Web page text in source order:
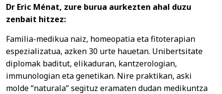
Dr Eric Ménat, zure burua aurkezten ahal duzu
zenbait hitzez:
Familia-medikua naiz, homeopatia eta fitoterapian
espezializatua, azken 30 urte hauetan. Unibertsitate
diplomak baditut, elikaduran, kantzerologian,
immunologian eta genetikan. Nire praktikan, aski
molde “naturala” segituz eramaten dudan medikuntza